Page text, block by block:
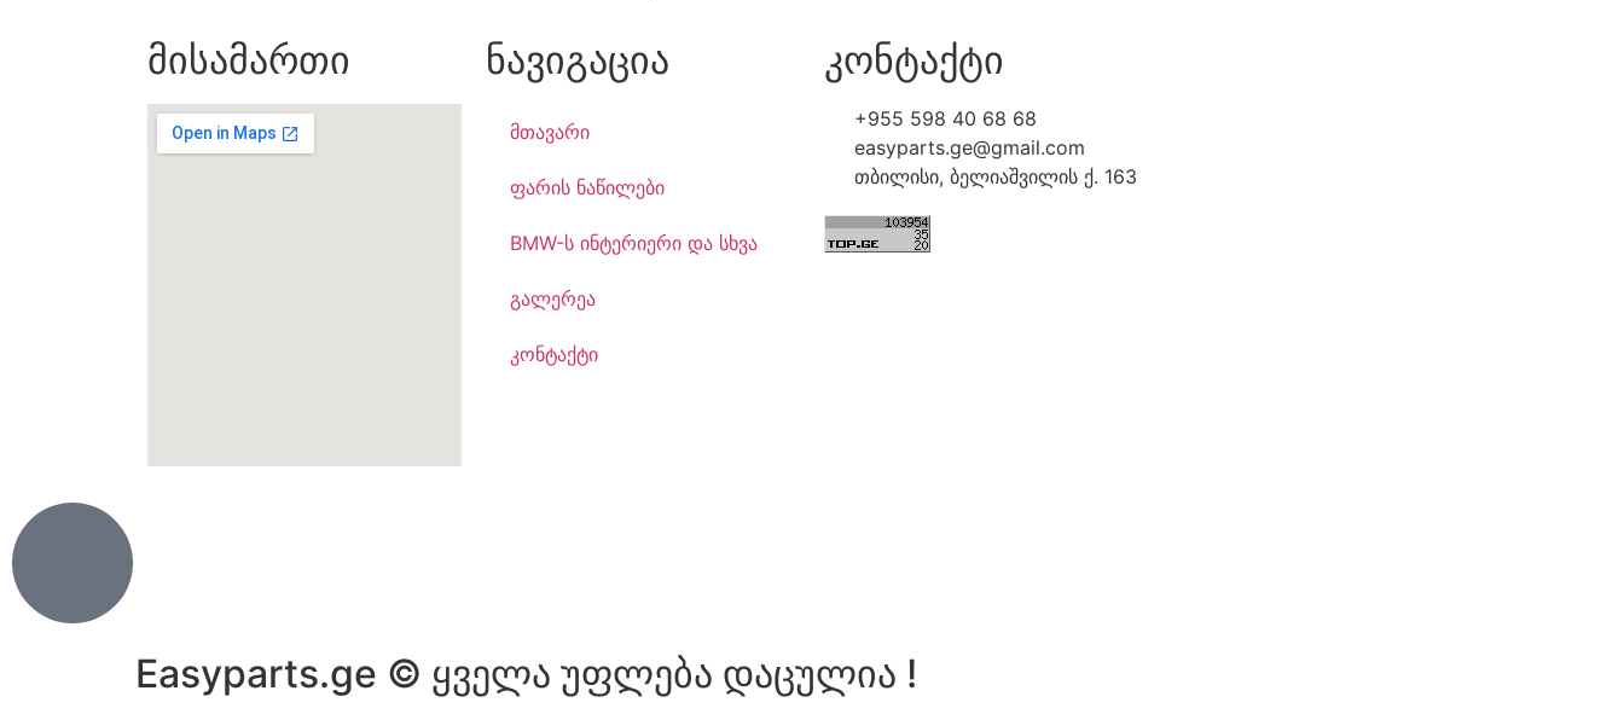
მისამართი ნავიგაცია
მთავარი
ფარის ნაწილები
BMW-ს ინტერიერი და სხვა
გალერეა
კონტაქტი
კონტაქტი
+955 598 40 68 68
easyparts.ge@gmail.com
თბილისი, ბელიაშვილის ქ. 163
Easyparts.ge © ყველა უფლება დაცულია !